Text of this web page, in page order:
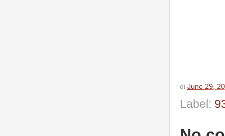
di June 29,
Label: